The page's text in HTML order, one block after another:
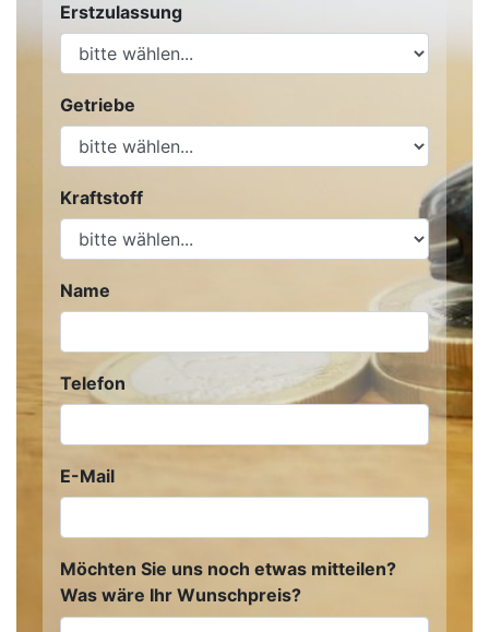
Erstzulassung
Getriebe
Kraftstoff
Name
Telefon
E-Mail
Möchten Sie uns noch etwas mitteilen?
Was wäre Ihr Wunschpreis?